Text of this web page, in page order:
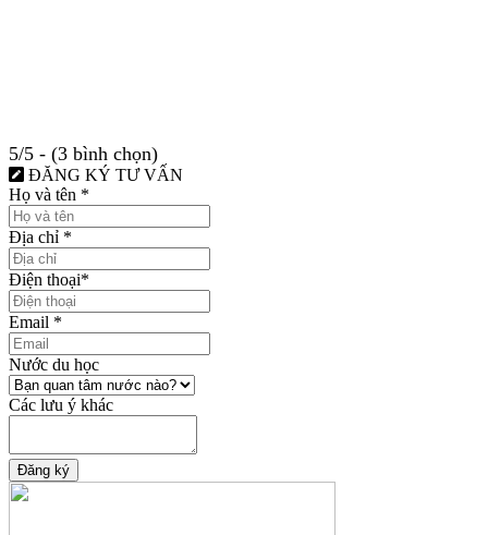
5/5 - (3 bình chọn)
ĐĂNG KÝ TƯ VẤN
Họ và tên *
Địa chỉ *
Điện thoại*
Email *
Nước du học
Các lưu ý khác